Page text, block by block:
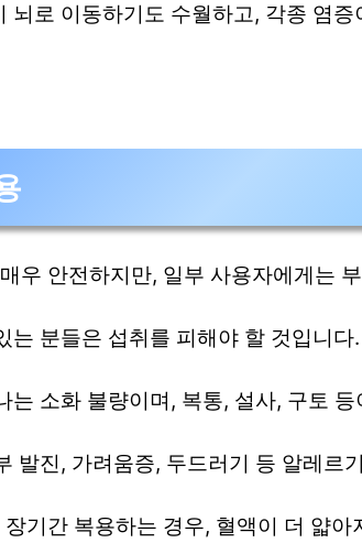
뇌로 이동하기도 수월하고, 각종 염
우 안전하지만, 일부 사용자에게는
는 분들은 섭취를 피해야 할 것입니다.
는 소화 불량이며, 복통, 설사, 구토
발진, 가려움증, 두드러기 등 알레르
기간 복용하는 경우, 혈액이 더 얇